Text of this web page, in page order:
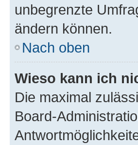
unbegrenzte
ändern können.
Nach oben
Wieso kann ich
Die maximal
Board-